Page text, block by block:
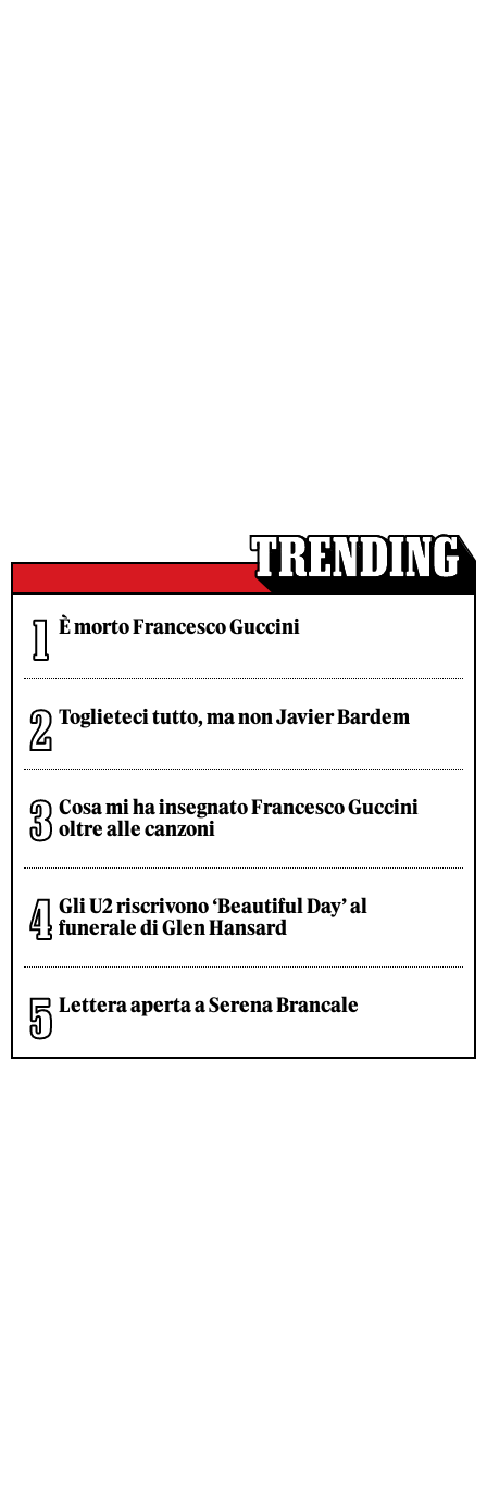
È morto Francesco Guccini
Toglieteci tutto, ma non Javier Bardem
Cosa mi ha insegnato Francesco Guccini
oltre alle canzoni
Gli U2 riscrivono ‘Beautiful Day’ al
funerale di Glen Hansard
Lettera aperta a Serena Brancale